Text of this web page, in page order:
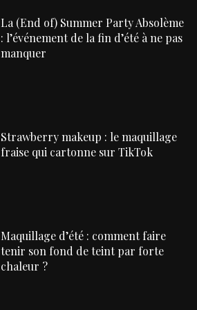
La (End of) Summer Party Absolème
: l’événement de la fin d’été à ne pas
manquer
Strawberry makeup : le maquillage
fraise qui cartonne sur TikTok
Maquillage d’été : comment faire
tenir son fond de teint par forte
chaleur ?